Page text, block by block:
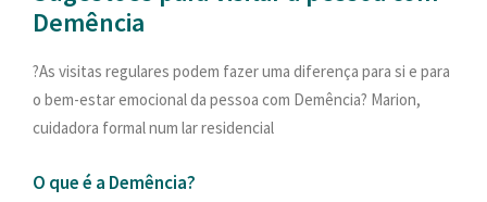
PESQUISAR
Demência
?As visitas regulares podem fazer uma diferença para si e para
o bem-estar emocional da pessoa com Demência? Marion,
cuidadora formal num lar residencial
O que é a Demência?